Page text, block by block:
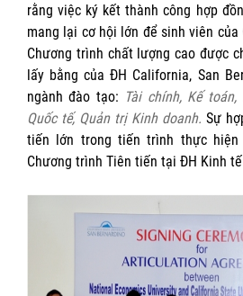
rằng việc ký kết thành công hợp
mang lại cơ hội lớn để sinh viên
Chương trình chất lượng cao được
lấy bằng của ĐH California, San
ngành đào tạo: Tài chính, Kế
Quốc tế, Quản trị Kinh doanh. Sự
tiến lớn trong tiến trình thực hiện
Chương trình Tiên tiến tại ĐH Kinh